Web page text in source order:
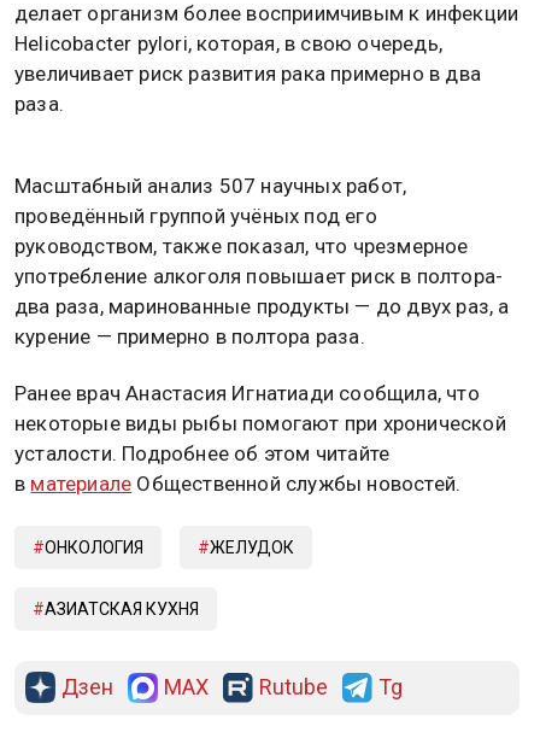
делает организм более восприимчивым к инфекции
Helicobacter pylori, которая, в свою очередь,
увеличивает риск развития рака примерно в два
раза.
Масштабный анализ 507 научных работ,
проведённый группой учёных под его
руководством, также показал, что чрезмерное
употребление алкоголя повышает риск в полтора-
два раза, маринованные продукты — до двух раз, а
курение — примерно в полтора раза.
Ранее врач Анастасия Игнатиади сообщила, что
некоторые виды рыбы помогают при хронической
усталости. Подробнее об этом читайте
в материале Общественной службы новостей.
ОНКОЛОГИЯ ЖЕЛУДОК
АЗИАТСКАЯ КУХНЯ
Дзен MAX Rutube Tg